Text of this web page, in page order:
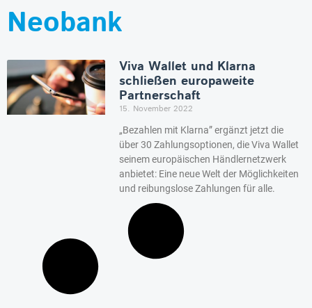
Neobank
Viva Wallet und Klarna
schließen europaweite
Partnerschaft
15. November 2022
„Bezahlen mit Klarna” ergänzt jetzt die
über 30 Zahlungsoptionen, die Viva Wallet
seinem europäischen Händlernetzwerk
anbietet: Eine neue Welt der Möglichkeiten
und reibungslose Zahlungen für alle.